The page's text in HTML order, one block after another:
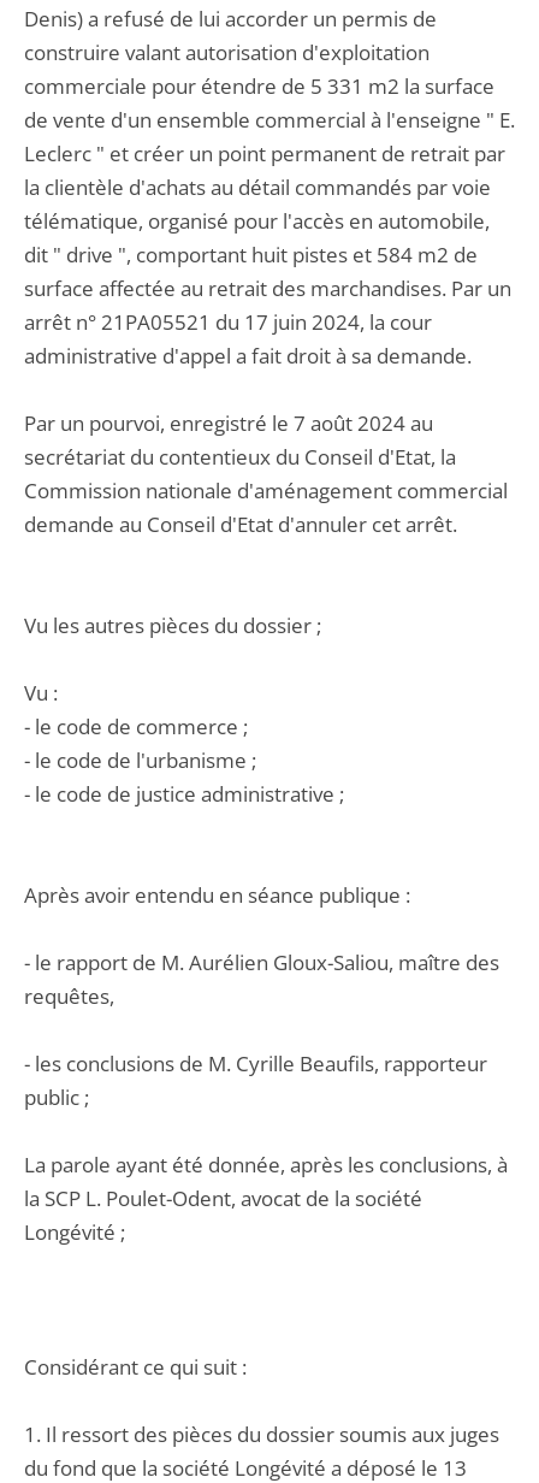
Denis) a refusé de lui accorder un permis de
construire valant autorisation d'exploitation
commerciale pour étendre de 5 331 m2 la surface
de vente d'un ensemble commercial à l'enseigne " E.
Leclerc " et créer un point permanent de retrait par
la clientèle d'achats au détail commandés par voie
télématique, organisé pour l'accès en automobile,
dit " drive ", comportant huit pistes et 584 m2 de
surface affectée au retrait des marchandises. Par un
arrêt n° 21PA05521 du 17 juin 2024, la cour
administrative d'appel a fait droit à sa demande.
Par un pourvoi, enregistré le 7 août 2024 au
secrétariat du contentieux du Conseil d'Etat, la
Commission nationale d'aménagement commercial
demande au Conseil d'Etat d'annuler cet arrêt.
Vu les autres pièces du dossier ;
Vu :
- le code de commerce ;
- le code de l'urbanisme ;
- le code de justice administrative ;
Après avoir entendu en séance publique :
- le rapport de M. Aurélien Gloux-Saliou, maître des
requêtes,
- les conclusions de M. Cyrille Beaufils, rapporteur
public ;
La parole ayant été donnée, après les conclusions, à
la SCP L. Poulet-Odent, avocat de la société
Longévité ;
Considérant ce qui suit :
1. Il ressort des pièces du dossier soumis aux juges
du fond que la société Longévité a déposé le 13